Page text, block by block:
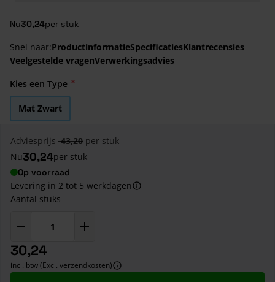
Nu30,24per stuk
Snel naar:ProductinformatieSpecificatiesKlantrecensies
Veelgestelde vragenVerwerkingsadvies
Kies een Type
Mat Zwart
Adviesprijs 43,20 per stuk
Nu30,24per stuk
Op voorraad
Levering in 2 tot 5 werkdagen
Aantal stuks
30,24
incl. btw (Excl. verzendkosten)